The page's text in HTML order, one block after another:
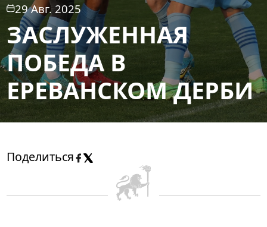
29 Авг. 2025
ЗАСЛУЖЕННАЯ
ПОБЕДА В
ЕРЕВАНСКОМ ДЕРБИ
Поделиться